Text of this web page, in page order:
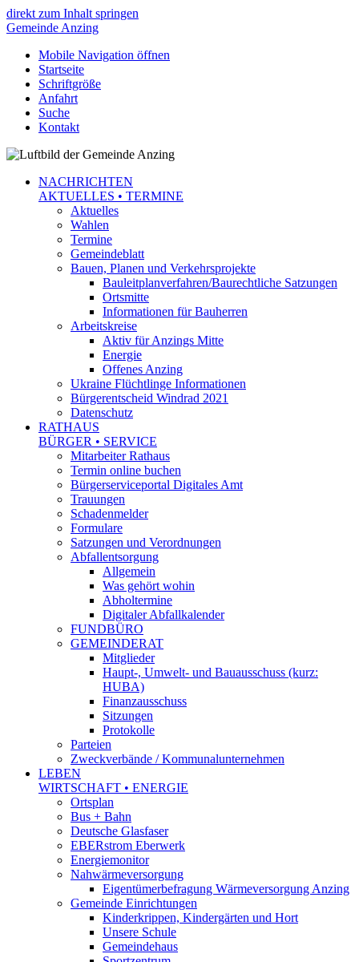
direkt zum Inhalt springen
Gemeinde Anzing
Mobile Navigation öffnen
Startseite
Schriftgröße
Anfahrt
Suche
Kontakt
NACHRICHTEN
AKTUELLES • TERMINE
Aktuelles
Wahlen
Termine
Gemeindeblatt
Bauen, Planen und Verkehrsprojekte
Bauleitplanverfahren/Baurechtliche Satzungen
Ortsmitte
Informationen für Bauherren
Arbeitskreise
Aktiv für Anzings Mitte
Energie
Offenes Anzing
Ukraine Flüchtlinge Informationen
Bürgerentscheid Windrad 2021
Datenschutz
RATHAUS
BÜRGER • SERVICE
Mitarbeiter Rathaus
Termin online buchen
Bürgerserviceportal Digitales Amt
Trauungen
Schadenmelder
Formulare
Satzungen und Verordnungen
Abfallentsorgung
Allgemein
Was gehört wohin
Abholtermine
Digitaler Abfallkalender
FUNDBÜRO
GEMEINDERAT
Mitglieder
Haupt-, Umwelt- und Bauausschuss (kurz:
HUBA)
Finanzausschuss
Sitzungen
Protokolle
Parteien
Zweckverbände / Kommunalunternehmen
LEBEN
WIRTSCHAFT • ENERGIE
Ortsplan
Bus + Bahn
Deutsche Glasfaser
EBERstrom Eberwerk
Energiemonitor
Nahwärmeversorgung
Eigentümerbefragung Wärmeversorgung Anzing
Gemeinde Einrichtungen
Kinderkrippen, Kindergärten und Hort
Unsere Schule
Gemeindehaus